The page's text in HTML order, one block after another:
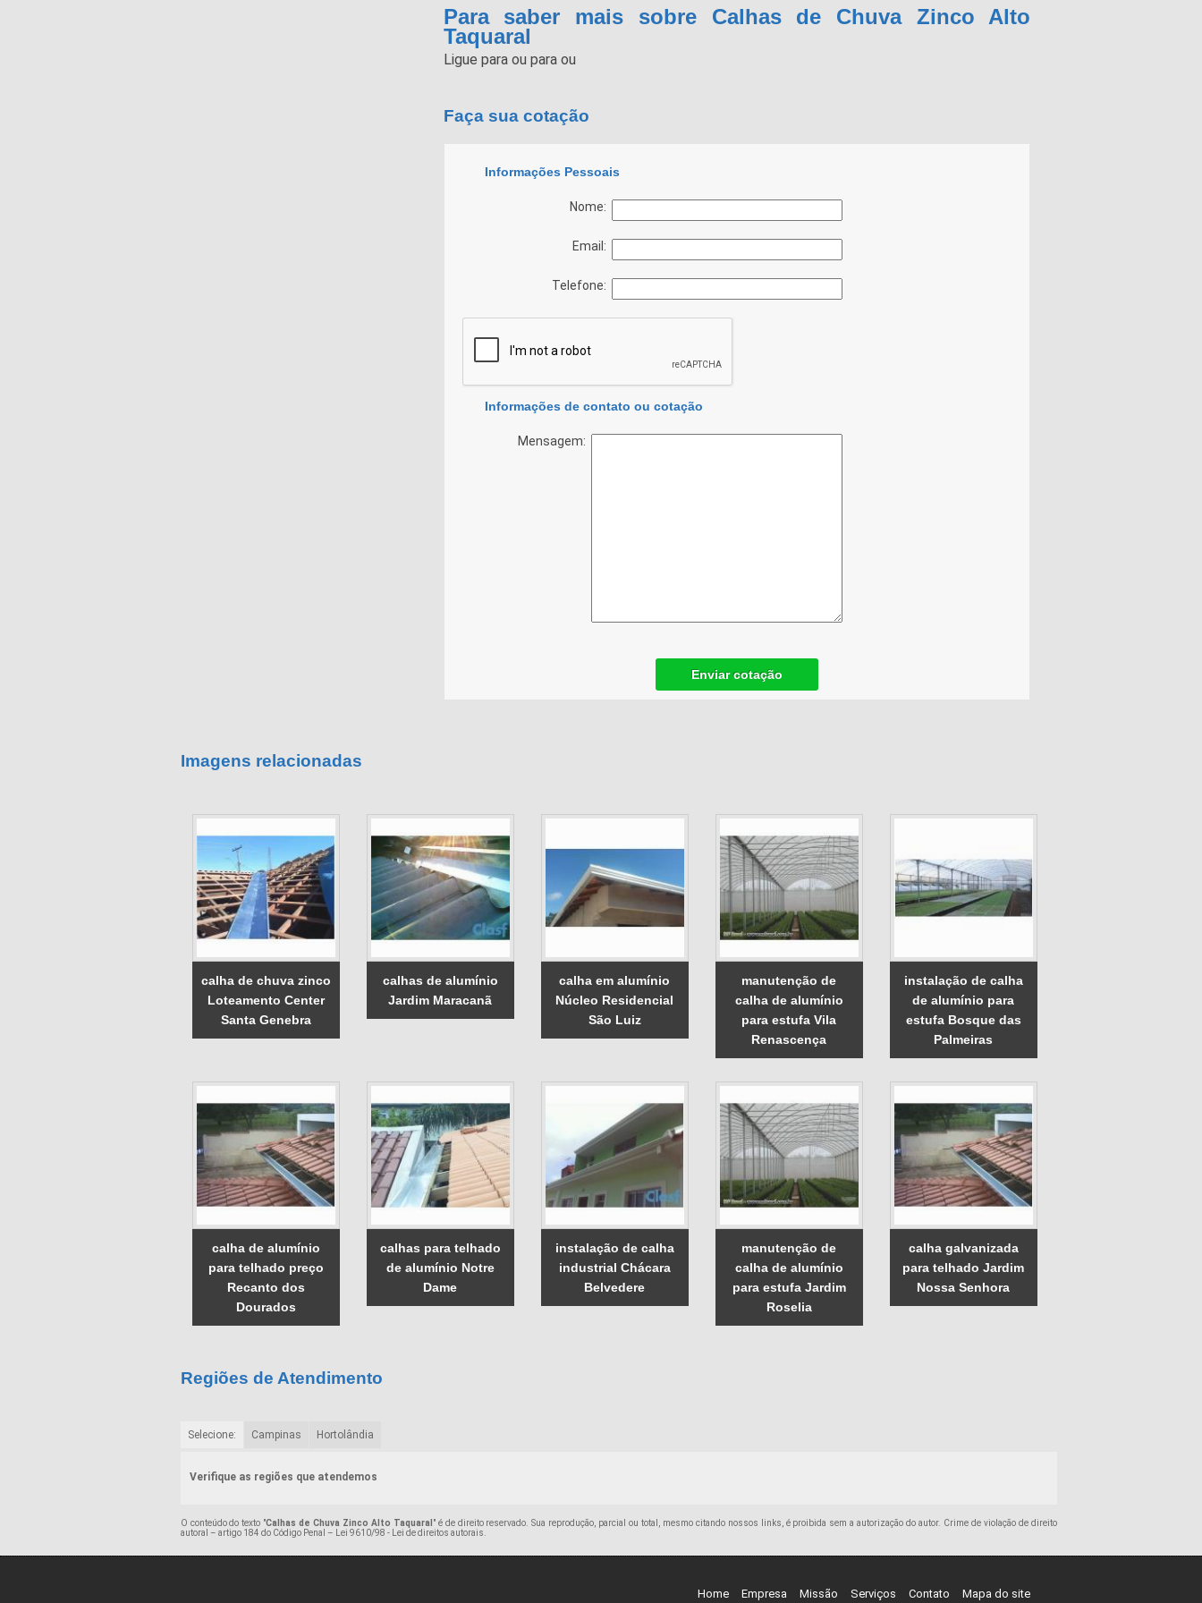
Para saber mais sobre Calhas de Chuva Zinco Alto
Taquaral
Ligue para ou para ou
Faça sua cotação
Informações Pessoais
Nome:
Email:
Telefone:
Informações de contato ou cotação
Mensagem:
Enviar cotação
Imagens relacionadas
calha de chuva zinco
Loteamento Center
Santa Genebra
calhas de alumínio
Jardim Maracanã
calha em alumínio
Núcleo Residencial
São Luiz
manutenção de
calha de alumínio
para estufa Vila
Renascença
instalação de calha
de alumínio para
estufa Bosque das
Palmeiras
calha de alumínio
para telhado preço
Recanto dos
Dourados
calhas para telhado
de alumínio Notre
Dame
instalação de calha
industrial Chácara
Belvedere
manutenção de
calha de alumínio
para estufa Jardim
Roselia
calha galvanizada
para telhado Jardim
Nossa Senhora
Regiões de Atendimento
Selecione: Campinas Hortolândia
Verifique as regiões que atendemos
O conteúdo do texto "Calhas de Chuva Zinco Alto Taquaral " é de direito reservado. Sua reprodução, parcial ou total, mesmo citando nossos links, é proibida sem a autorização do autor. Crime de violação de direito
autoral – artigo 184 do Código Penal – Lei 9610/98 - Lei de direitos autorais.
Home Empresa Missão Serviços Contato Mapa do site